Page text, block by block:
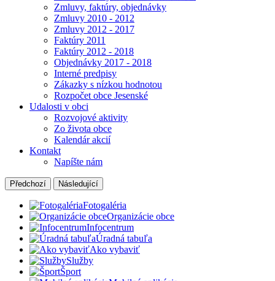
Zmluvy, faktúry, objednávky
Zmluvy 2010 - 2012
Zmluvy 2012 - 2017
Faktúry 2011
Faktúry 2012 - 2018
Objednávky 2017 - 2018
Interné predpisy
Zákazky s nízkou hodnotou
Rozpočet obce Jesenské
Udalosti v obci
Rozvojové aktivity
Zo života obce
Kalendár akcií
Kontakt
Napíšte nám
Předchozí Následující
Fotogaléria
Organizácie obce
Infocentrum
Úradná tabuľa
Ako vybaviť
Služby
Šport